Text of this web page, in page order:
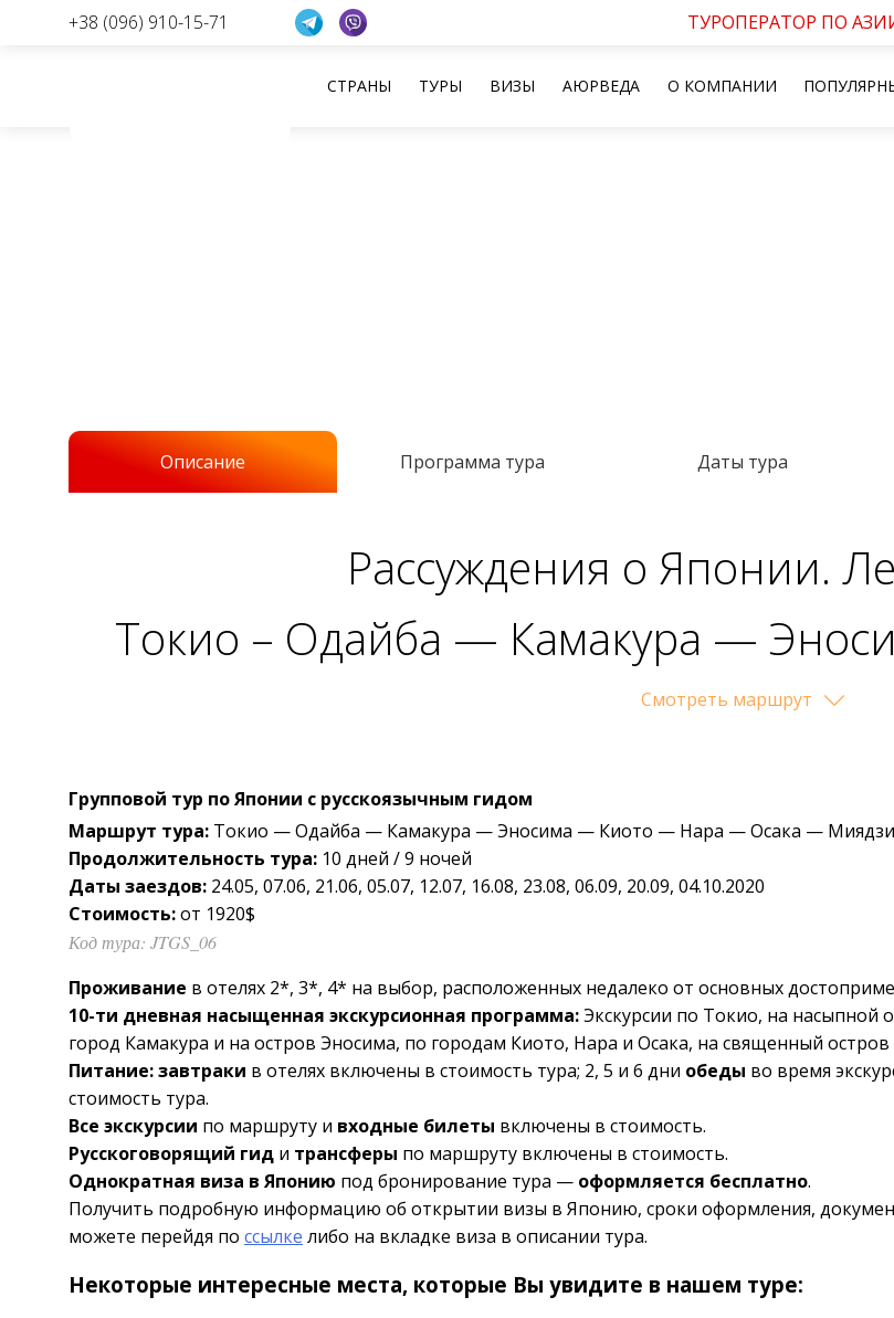
+38 (096) 910-15-71 ТУРОПЕРАТОР ПО
СТРАНЫ ТУРЫ ВИЗЫ АЮРВЕДА О КОМПАНИИ
Описание Программа тура Даты тура
Рассуждения о Японии.
Токио – Одайба — Камакура —
Осака — Миядзима —
Cмотреть маршрут
Групповой тур по Японии с русскоязычным гидом
Маршрут тура: Токио — Одайба — Камакура — Эносима — Киото — Нара — Осака —
Продолжительность тура: 10 дней / 9 ночей
Даты заездов: 24.05, 07.06, 21.06, 05.07, 12.07, 16.08, 23.08, 06.09, 20.09, 04.10.2020
Стоимость:от 1920$
Код тура: JTGS_06
Проживание в отелях 2*, 3*, 4* на выбор, расположенных недалеко от основных
10-ти дневная насыщенная экскурсионная программа:Экскурсии по Токио, на насыпной
город Камакура и на остров Эносима, по городам Киото, Нара и Осака, на священный
Питание:завтраки в отелях включены в стоимость тура; 2, 5 и 6 дни обеды во время
стоимость тура.
Все экскурсии по маршруту и входные билеты включены в стоимость.
Русскоговорящий гид и трансферы по маршруту включены в стоимость.
Однократная виза в Японию под бронирование тура — оформляется бесплатно.
Получить подробную информацию об открытии визы в Японию, сроки оформления,
можете перейдя по ссылке либо на вкладке виза в описании тура.
Некоторые интересные места, которые Вы увидите в нашем туре: